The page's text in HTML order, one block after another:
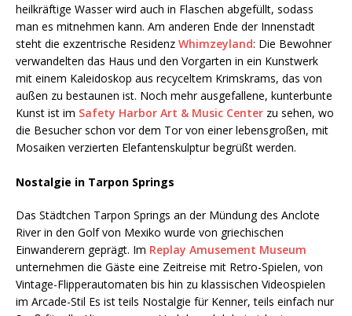
heilkräftige Wasser wird auch in Flaschen abgefüllt, sodass
man es mitnehmen kann. Am anderen Ende der Innenstadt
steht die exzentrische Residenz Whimzeyland: Die Bewohner
verwandelten das Haus und den Vorgarten in ein Kunstwerk
mit einem Kaleidoskop aus recyceltem Krimskrams, das von
außen zu bestaunen ist. Noch mehr ausgefallene, kunterbunte
Kunst ist im Safety Harbor Art & Music Center zu sehen, wo
die Besucher schon vor dem Tor von einer lebensgroßen, mit
Mosaiken verzierten Elefantenskulptur begrüßt werden.
Nostalgie in Tarpon Springs
Das Städtchen Tarpon Springs an der Mündung des Anclote
River in den Golf von Mexiko wurde von griechischen
Einwanderern geprägt. Im Replay Amusement Museum
unternehmen die Gäste eine Zeitreise mit Retro-Spielen, von
Vintage-Flipperautomaten bis hin zu klassischen Videospielen
im Arcade-Stil Es ist teils Nostalgie für Kenner, teils einfach nur